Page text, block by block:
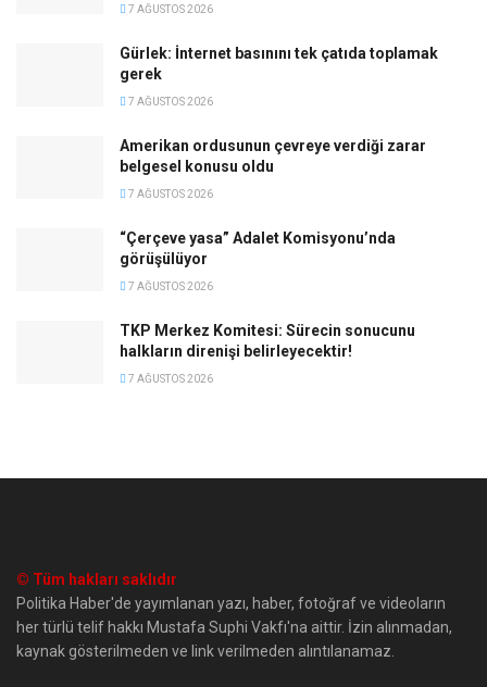
7 AĞUSTOS 2026
Gürlek: İnternet basınını tek çatıda toplamak
gerek
7 AĞUSTOS 2026
Amerikan ordusunun çevreye verdiği zarar
belgesel konusu oldu
7 AĞUSTOS 2026
“Çerçeve yasa” Adalet Komisyonu’nda
görüşülüyor
7 AĞUSTOS 2026
TKP Merkez Komitesi: Sürecin sonucunu
halkların direnişi belirleyecektir!
7 AĞUSTOS 2026
© Tüm hakları saklıdır
Politika Haber'de yayımlanan yazı, haber, fotoğraf ve videoların
her türlü telif hakkı Mustafa Suphi Vakfı'na aittir. İzin alınmadan,
kaynak gösterilmeden ve link verilmeden alıntılanamaz.